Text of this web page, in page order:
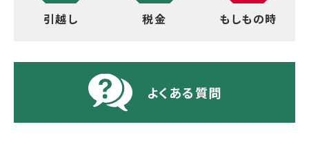
引越し 税金 もしもの時
よくある質問